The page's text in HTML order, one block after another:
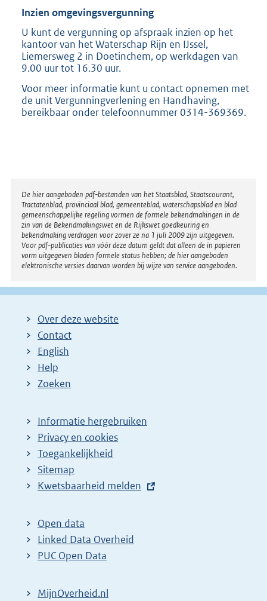
Inzien omgevingsvergunning
U kunt de vergunning op afspraak inzien op het
kantoor van het Waterschap Rijn en IJssel,
Liemersweg 2 in Doetinchem, op werkdagen van
9.00 uur tot 16.30 uur.
Voor meer informatie kunt u contact opnemen met
de unit Vergunningverlening en Handhaving,
bereikbaar onder telefoonnummer 0314-369369.
Disclaimer
De hier aangeboden pdf-bestanden van het Staatsblad, Staatscourant,
Tractatenblad, provinciaal blad, gemeenteblad, waterschapsblad en blad
gemeenschappelijke regeling vormen de formele bekendmakingen in de
zin van de Bekendmakingswet en de Rijkswet goedkeuring en
bekendmaking verdragen voor zover ze na 1 juli 2009 zijn uitgegeven.
Voor pdf-publicaties van vóór deze datum geldt dat alleen de in papieren
vorm uitgegeven bladen formele status hebben; de hier aangeboden
elektronische versies daarvan worden bij wijze van service aangeboden.
Over deze website
Contact
English
Help
Zoeken
Informatie hergebruiken
Privacy en cookies
Toegankelijkheid
Sitemap
E
t
e
r
l
Kwetsbaarheid melden
Open data
Linked Data Overheid
PUC Open Data
MijnOverheid.nl